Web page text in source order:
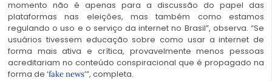
momento não é apenas para a discussão do papel das
plataformas nas eleições, mas também como estamos
regulando o uso e o serviço da internet no Brasil”, observa. “Se
usuários tivessem educação sobre como usar a internet de
forma mais ativa e crítica, provavelmente menos pessoas
acreditariam no conteúdo conspiracional que é propagado na
forma de ‘fake news’”, completa.